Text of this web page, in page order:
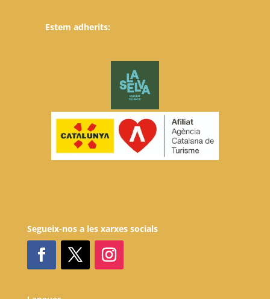
Estem adherits:
Segueix-nos a les xarxes socials